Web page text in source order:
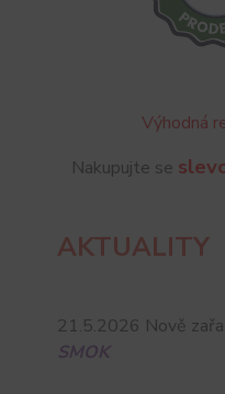
Výhodná
Nakupujte se
AKTUALITY
21.5.2026 Nově
SMOK